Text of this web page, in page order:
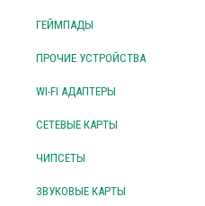
ГЕЙМПАДЫ
ПРОЧИЕ УСТРОЙСТВА
WI-FI АДАПТЕРЫ
СЕТЕВЫЕ КАРТЫ
ЧИПСЕТЫ
ЗВУКОВЫЕ КАРТЫ